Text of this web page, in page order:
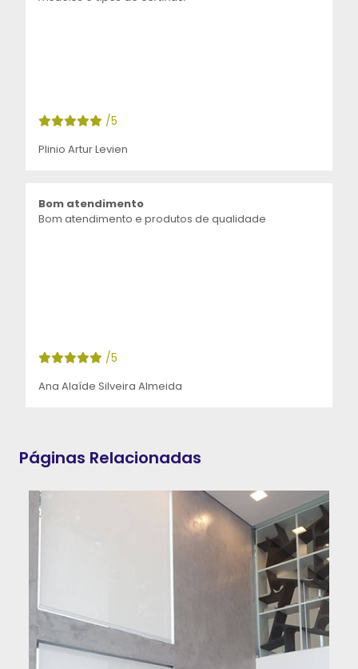
/5
Plinio Artur Levien
Bom atendimento
Bom atendimento e produtos de qualidade
/5
Ana Alaíde Silveira Almeida
Páginas Relacionadas